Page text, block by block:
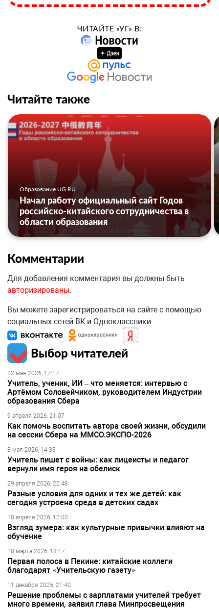
ЧИТАЙТЕ «УГ» В:
Читайте также
Образование UG.RU
Начал работу официальный сайт Годов
российско-китайского сотрудничества в
области образования
Комментарии
Для добавления комментария вы должны быть
авторизированы.
Вы можете зарегистрироваться на сайте с помощью
социальных сетей ВК и Одноклассники
Выбор читателей
22 мая 2026, 17:17
Учитель, ученик, ИИ – что меняется: интервью с
Артёмом Соловейчиком, руководителем Индустрии
образования Сбера
9 апреля 2026, 21:07
Как помочь воспитать автора своей жизни, обсудили
на сессии Сбера на ММСО.ЭКСПО-2026
8 мая 2026, 14:33
Учитель пишет с войны: как лицеисты и педагог
вернули имя героя на обелиск
29 апреля 2026, 22:48
Разные условия для одних и тех же детей: как
сегодня устроена среда в детских садах
10 апреля 2026, 12:00
Взгляд зумера: как культурные привычки влияют на
обучение
10 марта 2026, 18:17
Первая полоса в Пекине: китайские коллеги
благодарят «Учительскую газету»
11 декабря 2025, 21:40
Решение проблемы с зарплатами учителей требует
много времени, заявил глава Минпросвещения